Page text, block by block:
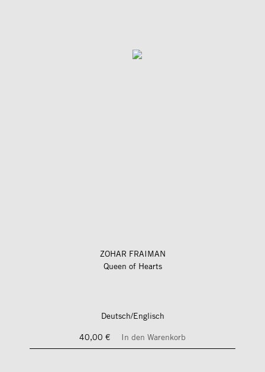
ZOHAR FRAIMAN
Queen of Hearts
Deutsch/Englisch
40,00 €
In den Warenkorb